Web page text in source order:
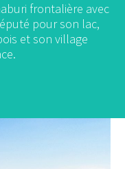
frontalière avec
pour son lac,
et son village